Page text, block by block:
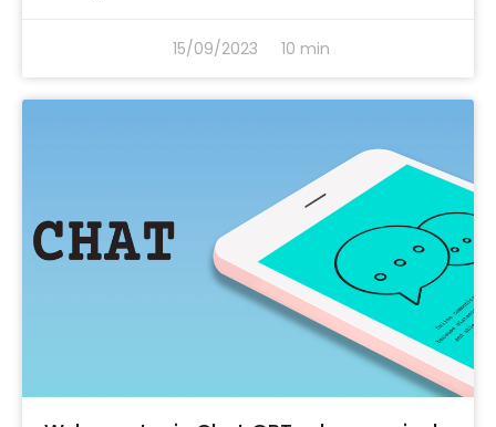
15/09/2023 10 min